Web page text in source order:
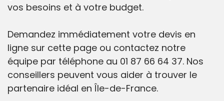
vos besoins et à votre budget.
Demandez immédiatement votre devis en
ligne sur cette page ou contactez notre
équipe par téléphone au 01 87 66 64 37. Nos
conseillers peuvent vous aider à trouver le
partenaire idéal en Île-de-France.